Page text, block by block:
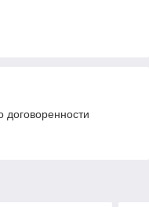
договоренности